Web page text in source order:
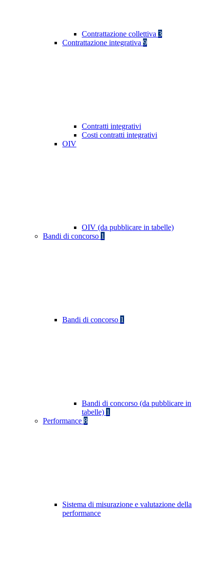
Contrattazione collettiva 3
Contrattazione integrativa 9
Contratti integrativi
Costi contratti integrativi
OIV
OIV (da pubblicare in tabelle)
Bandi di concorso 1
Bandi di concorso 1
Bandi di concorso (da pubblicare in
tabelle) 1
Performance 8
Sistema di misurazione e valutazione della
performance